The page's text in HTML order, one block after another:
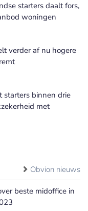
starters daalt fors,
woningen
verder af nu hogere
starters binnen drie
met
Obvion nieuws
beste midoffice in